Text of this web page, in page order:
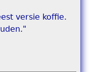
versie koffie.